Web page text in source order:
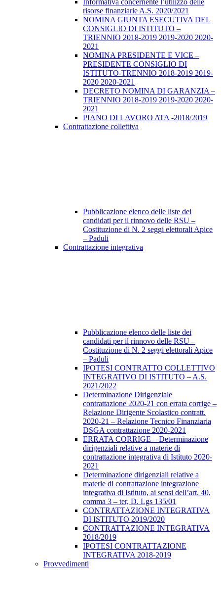
Informativa concernente l’utilizzo delle
risorse finanziarie A.S. 2020/2021
NOMINA GIUNTA ESECUTIVA DEL
CONSIGLIO DI ISTITUTO –
TRIENNIO 2018-2019 2019-2020 2020-
2021
NOMINA PRESIDENTE E VICE –
PRESIDENTE CONSIGLIO DI
ISTITUTO-TRENNIO 2018-2019 2019-
2020 2020-2021
DECRETO NOMINA DI GARANZIA –
TRIENNIO 2018-2019 2019-2020 2020-
2021
PIANO DI LAVORO ATA -2018/2019
Contrattazione collettiva
Pubblicazione elenco delle liste dei
candidati per il rinnovo delle RSU –
Costituzione di N. 2 seggi elettorali Apice
– Paduli
Contrattazione integrativa
Pubblicazione elenco delle liste dei
candidati per il rinnovo delle RSU –
Costituzione di N. 2 seggi elettorali Apice
– Paduli
IPOTESI CONTRATTO COLLETTIVO
INTEGRATIVO DI ISTITUTO – A.S.
2021/2022
Determinazione Dirigenziale
contrattazione 2020-21 con errata corrige –
Relazione Dirigente Scolastico contratt.
2020-21 – Relazione Tecnico Finanziaria
DSGA contrattazione 2020-2021
ERRATA CORRIGE – Determinazione
dirigenziali relative a materie di
contrattazione integrativa di Istituto 2020-
2021
Determinazione dirigenziali relative a
materie di contrattazione integrazione
integrativa di Istituto, ai sensi dell’art. 40,
comma 3 – ter, D. Lgs 135/01
CONTRATTAZIONE INTEGRATIVA
DI ISTITUTO 2019/2020
CONTRATTAZIONE INTEGRATIVA
2018/2019
IPOTESI CONTRATTAZIONE
INTEGRATIVA 2018-2019
Provvedimenti